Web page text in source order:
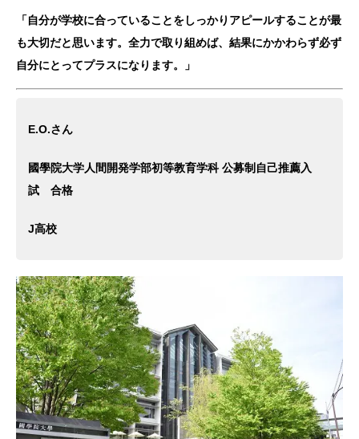
「自分が学校に合っていることをしっかりアピールすることが最
も大切だと思います。全力で取り組めば、結果にかかわらず必ず
自分にとってプラスになります。」
E.O.さん
國學院大学人間開発学部初等教育学科 公募制自己推薦入
試 合格
J高校